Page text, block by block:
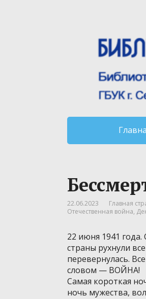
22.06.2023 Главная
Отечественная война,
22 июня 1941
страны рухнули
перевернулась.
словом — ВОЙНА!
Самая короткая
ночь мужества,